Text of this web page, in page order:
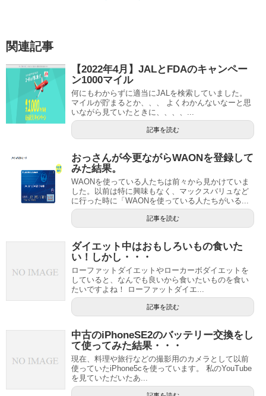
関連記事
【2022年4月】JALとFDAのキャンペー
ン1000マイル
何にもわからずに適当にJALを検索していました。
マイルが貯まるとか、、、 よくわかんないなーと思
いながら見ていたときに、、、、...
記事を読む
おっさんが今更ながらWAONを登録して
みた結果。
WAONを使っている人たちは前々から見かけていま
した。以前は特に興味もなく、マックスバリュなど
に行った時に「WAONを使っている人たちがいる...
記事を読む
ダイエット中はおもしろいもの食いた
い！しかし・・・
ローファットダイエットやローカーボダイエットを
していると、なんでも良いから食いたいものを食い
たいですよね！ ローファットダイエ...
記事を読む
中古のiPhoneSE2のバッテリー交換をし
て使ってみた結果・・・
現在、料理や旅行などの撮影用のカメラとして以前
使っていたiPhone5cを使っています。 私のYouTube
を見ていただいたあ...